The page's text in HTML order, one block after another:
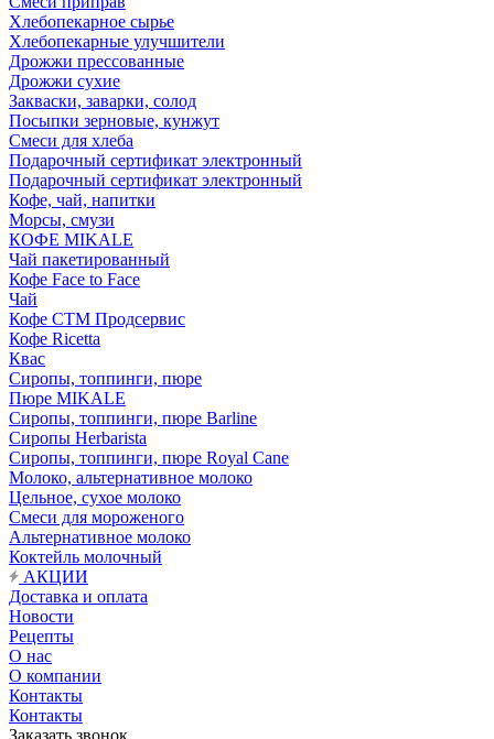
Хлебопекарное сырье
Хлебопекарные улучшители
Дрожжи прессованные
Дрожжи сухие
Закваски, заварки, солод
Посыпки зерновые, кунжут
Смеси для хлеба
Подарочный сертификат электронный
Подарочный сертификат электронный
Кофе, чай, напитки
Морсы, смузи
КОФЕ MIKALE
Чай пакетированный
Кофе Face to Face
Чай
Кофе СТМ Продсервис
Кофе Ricetta
Квас
Сиропы, топпинги, пюре
Пюре MIKALE
Сиропы, топпинги, пюре Barline
Сиропы Herbarista
Сиропы, топпинги, пюре Royal Cane
Молоко, альтернативное молоко
Цельное, сухое молоко
Смеси для мороженого
Альтернативное молоко
Коктейль молочный
АКЦИИ
Доставка и оплата
Новости
Рецепты
О нас
О компании
Контакты
Контакты
Заказать звонок